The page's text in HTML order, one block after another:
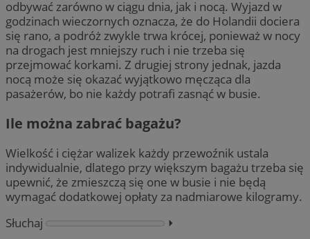
odbywać zarówno w ciągu dnia, jak i nocą. Wyjazd w
godzinach wieczornych oznacza, że do Holandii dociera
się rano, a podróż zwykle trwa krócej, ponieważ w nocy
na drogach jest mniejszy ruch i nie trzeba się
przejmować korkami. Z drugiej strony jednak, jazda
nocą może się okazać wyjątkowo męcząca dla
pasażerów, bo nie każdy potrafi zasnąć w busie.
Ile można zabrać bagażu?
Wielkość i ciężar walizek każdy przewoźnik ustala
indywidualnie, dlatego przy większym bagażu trzeba się
upewnić, że zmieszczą się one w busie i nie będą
wymagać dodatkowej opłaty za nadmiarowe kilogramy.
Słuchaj
⏵︎